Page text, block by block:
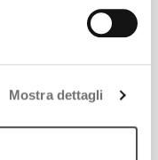
Mostra dettagli